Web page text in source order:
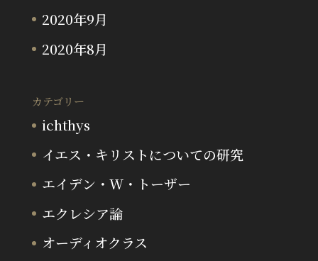
2020年9月
2020年8月
カテゴリー
ichthys
イエス・キリストについての研究
エイデン・W・トーザー
エクレシア論
オーディオクラス